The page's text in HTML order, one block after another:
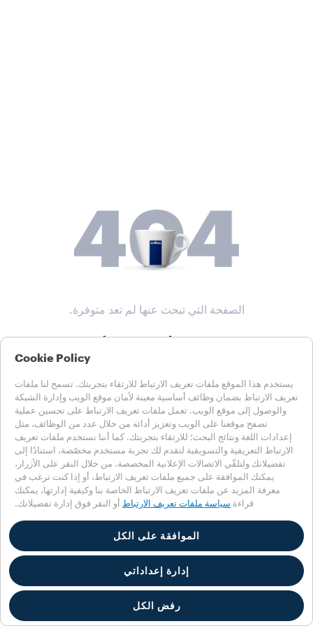
الصفحة التي تبحث عنها لم تعد متوفرة.
العودة إلى الصفحة الرئيسية
Cookie Policy
يستخدم هذا الموقع ملفات تعريف الارتباط للارتقاء بتجربتك. تسمح لنا ملفات
تعريف الارتباط بضمان وظائف أساسية معينة لأمان موقع الويب وإدارة الشبكة
والوصول إلى موقع الويب. تعمل ملفات تعريف الارتباط على تحسين عملية
تصفح موقعنا على الويب وتعزيز أدائه من خلال عدد من الوظائف، مثل
إعدادات اللغة ونتائج البحث؛ للارتقاء بتجربتك. كما أننا نستخدم ملفات تعريف
الارتباط التعريفية والتسويقية لنقدم لك تجربة مستخدم مخصّصة، استنادًا إلى
تفضيلاتك ولتلقّي الاتصالات الإعلانية المخصصة. من خلال النقر على الأزرار،
يمكنك الموافقة على جميع ملفات تعريف الارتباط، أو إذا كنت ترغب في
معرفة المزيد عن ملفات تعريف الارتباط الخاصة بنا وكيفية إدارتها، يمكنك
قراءة سياسة ملفات تعريف الارتباط أو النقر فوق إدارة تفضيلاتك.
الموافقة على الكل
إدارة إعداداتي
رفض الكل